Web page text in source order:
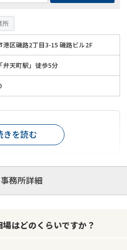
所
港区磯路2丁目3-15 磯路ビル2F
弁天町駅」徒歩5分
事務所詳細
イン面談可能
レスポンスが早い
以上の買取可
きを読む
はどのくらいですか？